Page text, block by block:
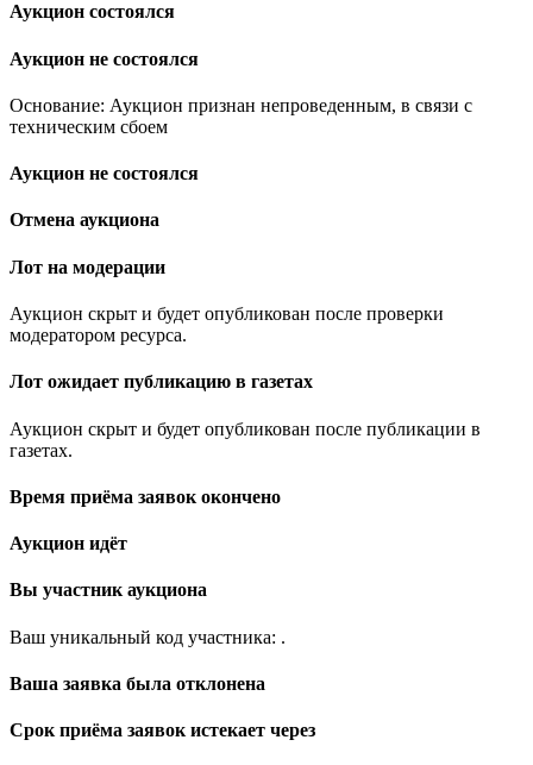
Аукцион состоялся
Аукцион не состоялся
Основание: Аукцион признан непроведенным, в связи с
техническим сбоем
Аукцион не состоялся
Отмена аукциона
Лот на модерации
Аукцион скрыт и будет опубликован после проверки
модератором ресурса.
Лот ожидает публикацию в газетах
Аукцион скрыт и будет опубликован после публикации в
газетах.
Время приёма заявок окончено
Аукцион идёт
Вы участник аукциона
Ваш уникальный код участника: .
Ваша заявка была отклонена
Срок приёма заявок истекает через